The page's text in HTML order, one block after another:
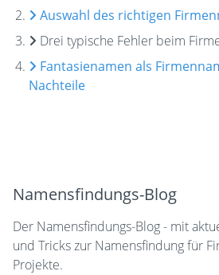
Auswahl des richtigen
Drei typische Fehler beim
Fantasienamen als
Nachteile
Namensfindungs-Blog
Der Namensfindungs-Blog - mit
und Tricks zur Namensfindung für
Projekte.